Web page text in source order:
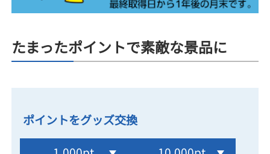
たまったポイントで素敵な景品に
ポイントをグッズ交換